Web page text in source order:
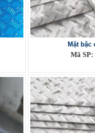
Mặt bậc
Mã SP: